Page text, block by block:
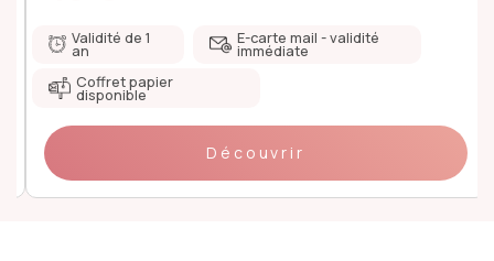
Validité de 1
an
E-carte mail - validité
immédiate
Coffret papier
disponible
Découvrir